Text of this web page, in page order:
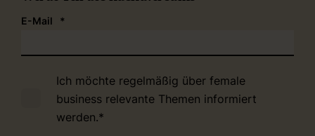
E-Mail *
Ich möchte regelmäßig über female
business relevante Themen informiert
werden.*